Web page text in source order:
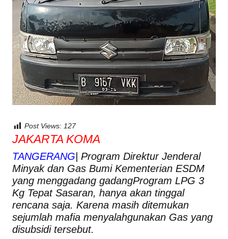
Post Views: 127
JAKARTA KOMA
TANGERANG | Program Direktur Jenderal
Minyak dan Gas Bumi Kementerian ESDM
yang menggadang gadangProgram LPG 3
Kg Tepat Sasaran, hanya akan tinggal
rencana saja. Karena masih ditemukan
sejumlah mafia menyalahgunakan Gas yang
disubsidi tersebut.